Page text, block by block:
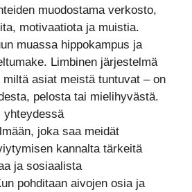
muodostama verkosto,
motivaatiota ja muistia.
muassa hippokampus ja
Limbinen järjestelmä
asiat meistä tuntuvat – on
pelosta tai mielihyvästä.
yhteydessä
joka saa meidät
kannalta tärkeitä
ja sosiaalista
pohditaan aivojen osia ja